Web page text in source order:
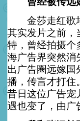
金莎走红歌坛
其实发片之前，
特，曾经拍摄个
海广告界突然消
出广告圈远嫁国
播，传言才打住
昔日这位广告宠
遇也变了，由广